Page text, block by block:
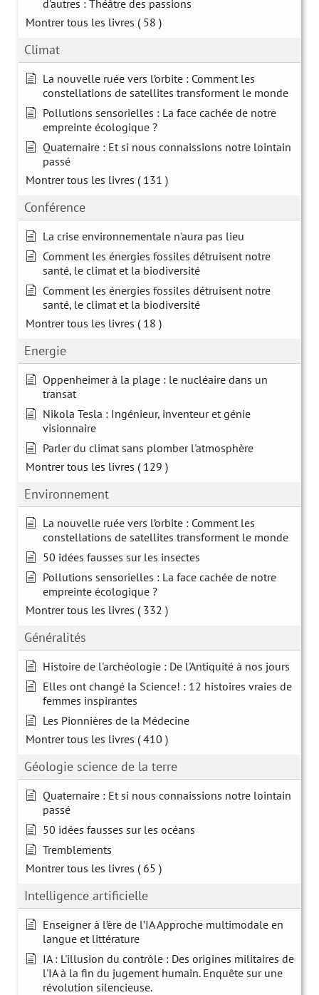
d'autres : Théâtre des passions
Montrer tous les livres ( 58 )
Climat
La nouvelle ruée vers l’orbite : Comment les
constellations de satellites transforment le monde
Pollutions sensorielles : La face cachée de notre
empreinte écologique ?
Quaternaire : Et si nous connaissions notre lointain
passé
Montrer tous les livres ( 131 )
Conférence
La crise environnementale n'aura pas lieu
Comment les énergies fossiles détruisent notre
santé, le climat et la biodiversité
Comment les énergies fossiles détruisent notre
santé, le climat et la biodiversité
Montrer tous les livres ( 18 )
Energie
Oppenheimer à la plage : le nucléaire dans un
transat
Nikola Tesla : Ingénieur, inventeur et génie
visionnaire
Parler du climat sans plomber l'atmosphère
Montrer tous les livres ( 129 )
Environnement
La nouvelle ruée vers l’orbite : Comment les
constellations de satellites transforment le monde
50 idées fausses sur les insectes
Pollutions sensorielles : La face cachée de notre
empreinte écologique ?
Montrer tous les livres ( 332 )
Généralités
Histoire de l'archéologie : De l'Antiquité à nos jours
Elles ont changé la Science! : 12 histoires vraies de
femmes inspirantes
Les Pionnières de la Médecine
Montrer tous les livres ( 410 )
Géologie science de la terre
Quaternaire : Et si nous connaissions notre lointain
passé
50 idées fausses sur les océans
Tremblements
Montrer tous les livres ( 65 )
Intelligence artificielle
Enseigner à l’ère de l’IA Approche multimodale en
langue et littérature
IA : L'illusion du contrôle : Des origines militaires de
l'IA à la fin du jugement humain. Enquête sur une
révolution silencieuse.